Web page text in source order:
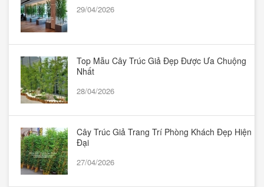
29/04/2026
Top Mẫu Cây Trúc Giả Đẹp Được Ưa Chuộng
Nhất
28/04/2026
Cây Trúc Giả Trang Trí Phòng Khách Đẹp Hiện
Đại
27/04/2026